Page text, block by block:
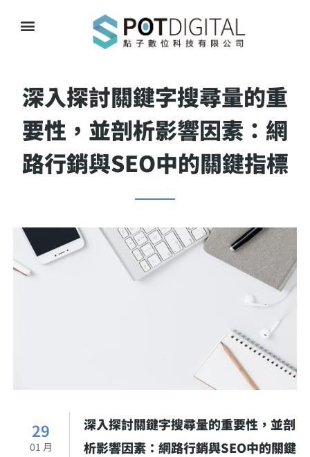
深入探討關鍵字搜尋量的重
要性，並剖析影響因素：網
路行銷與SEO中的關鍵指標
29
01 月
深入探討關鍵字搜尋量的重要性，並剖
析影響因素：網路行銷與SEO中的關鍵